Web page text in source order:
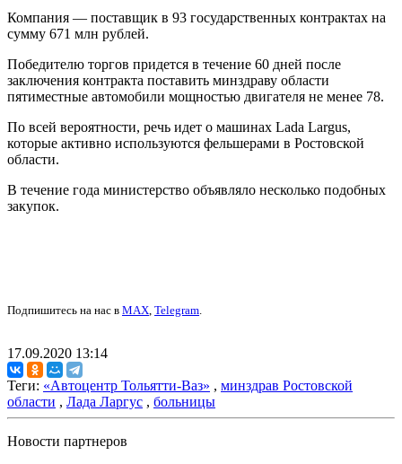
Компания — поставщик в 93 государственных контрактах на
сумму 671 млн рублей.
Победителю торгов придется в течение 60 дней после
заключения контракта поставить минздраву области
пятиместные автомобили мощностью двигателя не менее 78.
По всей вероятности, речь идет о машинах Lada Largus,
которые активно используются фельшерами в Ростовской
области.
В течение года министерство объявляло несколько подобных
закупок.
Подпишитесь на нас в MAX, Telegram.
17.09.2020 13:14
Теги: «Автоцентр Тольятти-Ваз» , минздрав Ростовской
области , Лада Ларгус , больницы
Новости партнеров